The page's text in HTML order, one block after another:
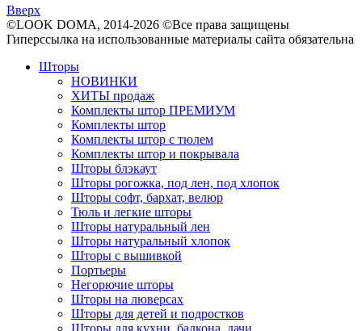
Вверх
©LOOK DOMA, 2014-2026 ©Все права защищены
Гиперссылка на использованные материалы сайта обязательна
Шторы
НОВИНКИ
ХИТЫ продаж
Комплекты штор ПРЕМИУМ
Комплекты штор
Комплекты штор с тюлем
Комплекты штор и покрывала
Шторы блэкаут
Шторы рогожка, под лен, под хлопок
Шторы софт, бархат, велюр
Тюль и легкие шторы
Шторы натуральный лен
Шторы натуральный хлопок
Шторы с вышивкой
Портьеры
Негорючие шторы
Шторы на люверсах
Шторы для детей и подростков
Шторы для кухни, балкона, дачи